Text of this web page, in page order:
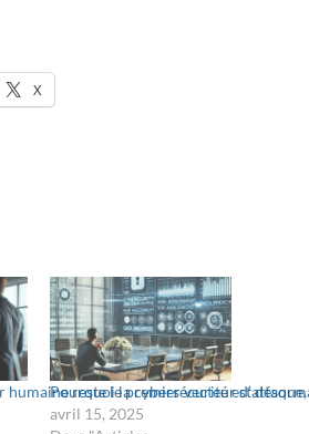
X
humaine reste le premier vecteur
Pourquoi la cybersécurité est
avril 15, 2025